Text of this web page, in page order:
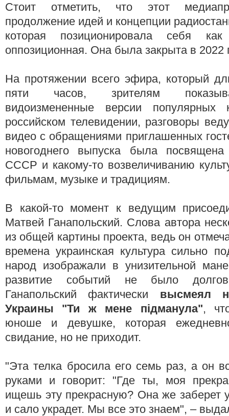
Стоит отметить, что этот
продолжение идей и концепции
которая позиционировала себя
оппозиционная. Она была закрыта в 2022
На протяжении всего эфира, который
пяти часов, зрителям
видоизмененные версии
российском телевидении, разговоры
видео с обращениями приглашенных
новогоднего выпуска была
СССР и какому-то возвеличиванию
фильмам, музыке и традициям.
В какой-то момент к ведущим
Матвей Ганапольский. Слова автора
из общей картины проекта, ведь он
времена украинская культура сильно
народ изображали в унизительной
развитие событий не было
Ганапольский фактически высмеял
Украины "Ти ж мене підманула",
юноше и девушке, которая
свидание, но не приходит.
"Эта телка бросила его семь раз, а он
руками и говорит: "Где ты, моя
ищешь эту прекрасную? Она же заберет
и сало украдет. Мы все это знаем", –